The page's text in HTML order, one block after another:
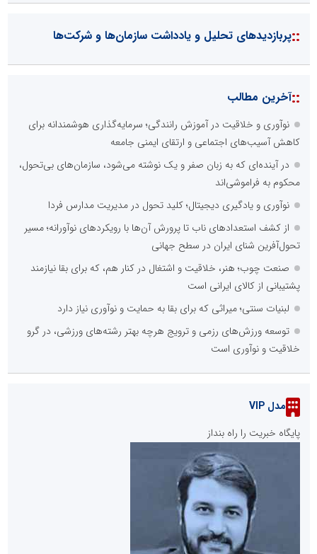
::پربازدیدهای تحلیل و یادداشت سازمان‌ها و شرکت‌ها
::آخرین مطالب
نوآوری و خلاقیت در آموزش رانندگی؛ سرمایه‌گذاری هوشمندانه برای
کاهش آسیب‌های اجتماعی و ارتقای ایمنی جامعه
در آینده‌ای که به زبان صفر و یک نوشته می‌شود، سازمان‌های بی‌تحول،
محکوم به فراموشی‌اند
نوآوری و یادگیری دیجیتال؛ کلید تحول در مدیریت مدارس فردا
از کشف استعدادهای ناب تا پرورش آن‌ها با رویکردهای نوآورانه؛ مسیر
تحول‌آفرین شنای ایران در سطح جهانی
صنعت چوب؛ هنر، خلاقیت و اشتغال در کنار هم، که برای بقا نیازمند
پشتیبانی از کالای ایرانی است
لبنیات سنتی؛ میراثی که برای بقا به حمایت و نوآوری نیاز دارد
توسعه ورزش‌های رزمی و ترویج هرچه بهتر رشته‌های ورزشی، در گرو
خلاقیت و نوآوری است
مدل VIP
پایگاه خبریت را راه بنداز